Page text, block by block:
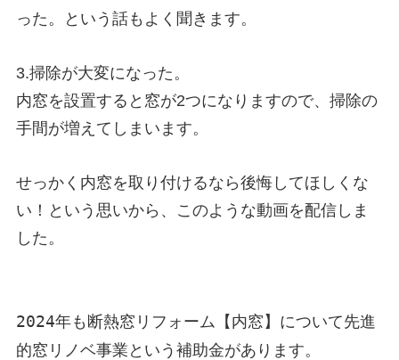
った。という話もよく聞きます。
3.掃除が大変になった。
内窓を設置すると窓が2つになりますので、掃除の
手間が増えてしまいます。
せっかく内窓を取り付けるなら後悔してほしくな
い！という思いから、このような動画を配信しま
した。
2024年も断熱窓リフォーム【内窓】について先進
的窓リノベ事業という補助金があります。